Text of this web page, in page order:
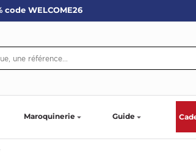
code WELCOME26
Maroquinerie Guide